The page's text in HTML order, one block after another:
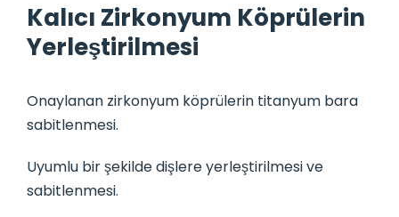
Kalıcı Zirkonyum Köprülerin
Yerleştirilmesi
Onaylanan zirkonyum köprülerin titanyum bara
sabitlenmesi.
Uyumlu bir şekilde dişlere yerleştirilmesi ve
sabitlenmesi.